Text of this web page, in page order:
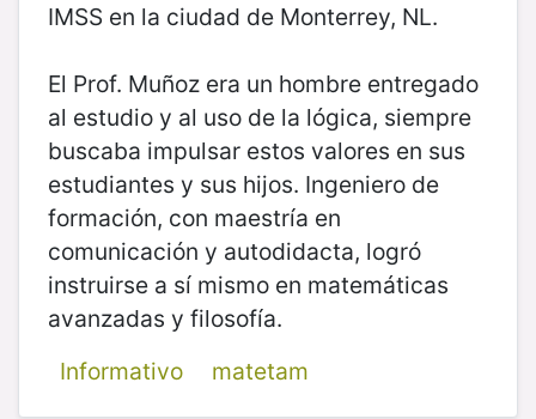
IMSS en la ciudad de Monterrey, NL.
El Prof. Muñoz era un hombre entregado
al estudio y al uso de la lógica, siempre
buscaba impulsar estos valores en sus
estudiantes y sus hijos. Ingeniero de
formación, con maestría en
comunicación y autodidacta, logró
instruirse a sí mismo en matemáticas
avanzadas y filosofía.
Informativo
matetam